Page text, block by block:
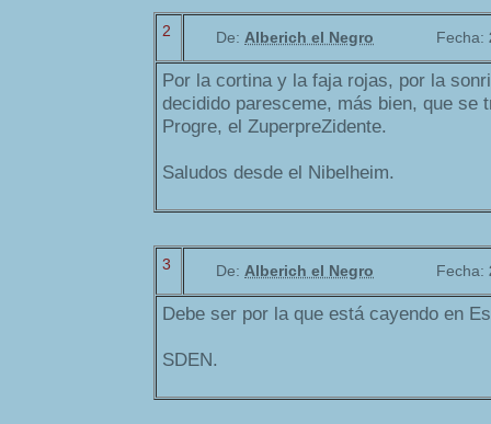
2 De: Alberich el Negro Fecha:
Por la cortina y la faja rojas, por la
decidido paresceme, más bien, que se
Progre, el ZuperpreZidente.
Saludos desde el Nibelheim.
3 De: Alberich el Negro Fecha:
Debe ser por la que está cayendo en
SDEN.